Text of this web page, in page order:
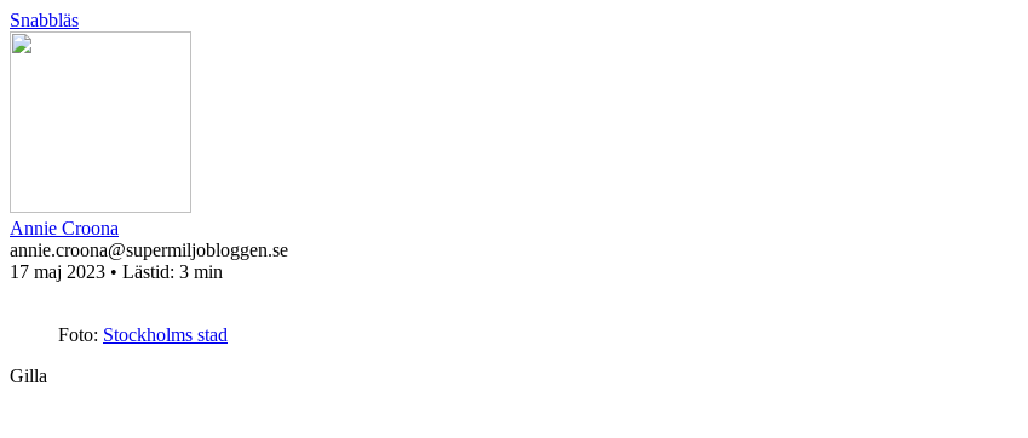
Snabbläs
Annie Croona
annie.croona@supermiljobloggen.se
17 maj 2023 • Lästid: 3 min
Foto: Stockholms stad
Gilla